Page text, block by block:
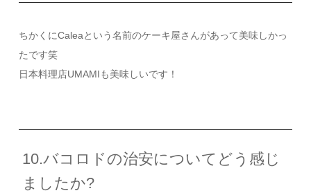
ちかくにCaleaという名前のケーキ屋さんがあって美味しかっ
たです笑
日本料理店UMAMIも美味しいです！
10.バコロドの治安についてどう感じ
ましたか?